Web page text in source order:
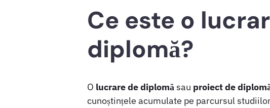
Ce este o
diplomă?
O lucrare de diplomăsau proiect de
cunoștințele acumulate pe parcursul